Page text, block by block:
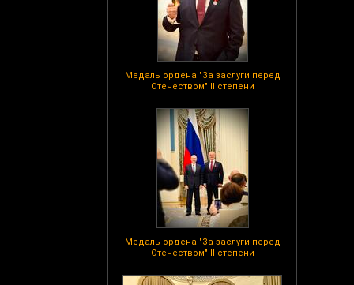
Медаль ордена "За заслуги перед
Отечеством" II степени
Медаль ордена "За заслуги перед
Отечеством" II степени